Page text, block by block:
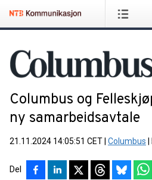
Columbus og
ny samarbeidsavtale
21.11.2024 14:05:51 CET Columbus
Del